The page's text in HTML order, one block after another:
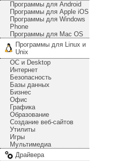
Программы для Android
Программы для Apple iOS
Программы для Windows
Phone
Программы для Mac OS
Программы для Linux и
Unix
ОС и Desktop
Интернет
Безопасность
Базы данных
Бизнес
Офис
Графика
Образование
Создание веб-сайтов
Утилиты
Игры
Мультимедиа
Драйвера